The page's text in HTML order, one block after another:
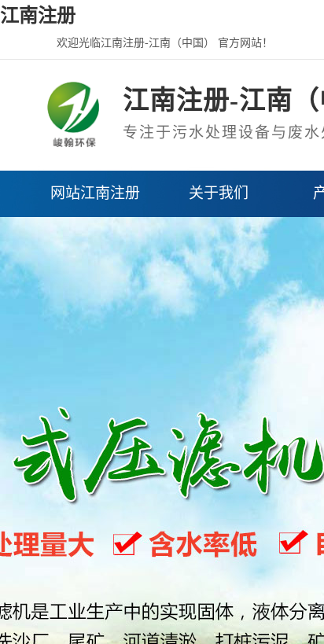
江南注册
欢迎光临江南注册-江南（中国） 官方网站！
江南注册-江南（
专注于污水处理设备与废
网站江南注册 关于我们